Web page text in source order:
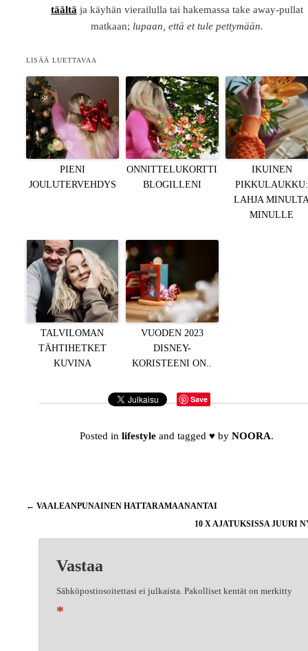
täältäja käyhän vierailulla tai hakemassa take away-pullat
matkaan; lupaan, että et tule pettymään.
LISÄÄ LUETTAVAA
PIENI
JOULUTERVEHDYS
ONNITTELUKORTTI
BLOGILLENI
IKUINEN
PIKKULAUKKU:
LAHJA
MINULLE
TALVILOMAN
TÄHTIHETKET
KUVINA
VUODEN 2023
DISNEY-
KORISTEENI ON..
Save
Posted inlifestyle and tagged♥ byNOORA.
Artikkelien
← VAALEANPUNAINEN HATTARAMAANANTAI
10 X AJATUKSISSA JUURI
Vastaa
Sähköpostiosoitettasi ei julkaista. Pakolliset kentät on merkitty
*